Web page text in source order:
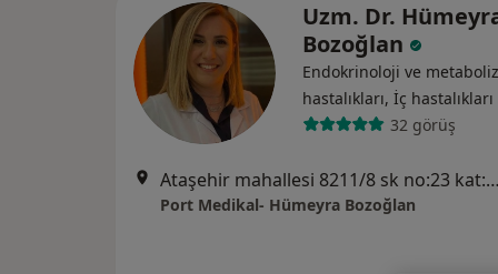
Uzm. Dr.
Bozoğlan
Endokrinoloji ve
hastalıkları, İç hastalıkları
32 görüş
Ataşehir mahallesi 8211/8 sk no:23 kat:1 daire:1, İzmir
Port Medikal- Hümeyra Bozoğlan